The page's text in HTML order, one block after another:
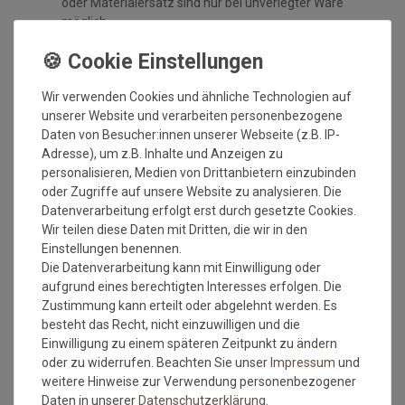
oder Materialersatz sind nur bei unverlegter Ware
möglich.
vermeidbare Abweichungen der Qualität, Farbe, Breite,
Dessins, die jedoch innerhalb vorgegebener Toleranzen
liegen, berechtigen nicht zur Beanstandung.
Maßtoleranzen von 1-5 % können auftreten und sind
völlig normal. Sonderzuschnitte sind vom
Umtausch/Rückgabe ausgeschlossen.
Weiterhin ist zu beachten, wenn der gleiche Belag in
verschiedenen Rollenbreiten bestellt wird, dass es zu
Farbabweichungen auf Grund der unterschiedlichen
Anfertigungen kommen kann.
Wie messe ich meinen Raum aus, damit das Material
ausreicht?
Beim ausmessen des Raumes in dem der
Bodenbelag verlegt werden soll, bitte immer die
Türrahmen, Erker oder sonstige Aussparungen IMMER
mit ausmessen. Also immer die längste Länge und die
Wir verwenden Cookies und ähnliche Technologien auf
unserer Website und verarbeiten personenbezogene
Daten von Besucher:innen unserer Webseite (z.B. IP-
Adresse), um z.B. Inhalte und Anzeigen zu
personalisieren, Medien von Drittanbietern einzubinden
oder Zugriffe auf unsere Website zu analysieren. Die
Datenverarbeitung erfolgt erst durch gesetzte Cookies.
Wir teilen diese Daten mit Dritten, die wir in den
Einstellungen benennen.
Die Datenverarbeitung kann mit Einwilligung oder
aufgrund eines berechtigten Interesses erfolgen. Die
Zustimmung kann erteilt oder abgelehnt werden. Es
besteht das Recht, nicht einzuwilligen und die
Einwilligung zu einem späteren Zeitpunkt zu ändern
oder zu widerrufen. Beachten Sie unser Impressum und
weitere Hinweise zur Verwendung personenbezogener
Daten in unserer Daten­schutz­erklärung